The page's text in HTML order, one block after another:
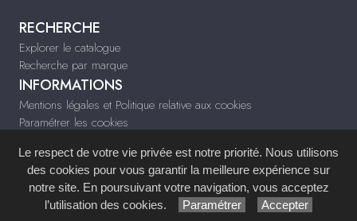
RECHERCHE
Explorer le catalogue
Recherche par marque
INFORMATIONS
Mentions légales et Politique relative aux cookies
Paramétrer les cookies
tiffany-deco.fr
Site réalisé avec leSystème de Gestion de Contenu (SGC)imagenia, créé et
développé en France parmémoire d'images.
Le respect de votre vie privée est notre priorité. Nous utilisons
des cookies pour vous garantir la meilleure expérience sur
notre site. En poursuivant votre navigation, vous acceptez
l’utilisation des cookies.
Paramétrer Accepter